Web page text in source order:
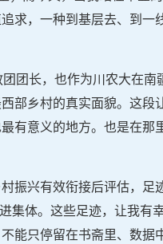
求，一种到基层去、到一
团长，也作为川农大在南
部乡村的真实面貌。这段
有意义的地方。也是在那
振兴有效衔接后评估，足
集体。这些足迹，让我有
能只停留在书斋里、数据